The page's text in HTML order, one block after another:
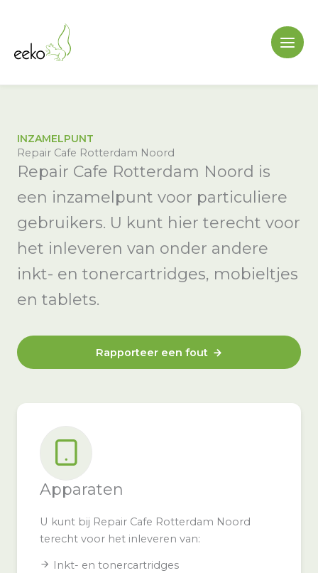
inhoud
INZAMELPUNT
Repair Cafe Rotterdam Noord
Repair Cafe Rotterdam Noord is
een inzamelpunt voor particuliere
gebruikers. U kunt hier terecht voor
het inleveren van onder andere
inkt- en tonercartridges, mobieltjes
en tablets.
Rapporteer een fout
Apparaten
U kunt bij Repair Cafe Rotterdam Noord
terecht voor het inleveren van:
Inkt- en tonercartridges